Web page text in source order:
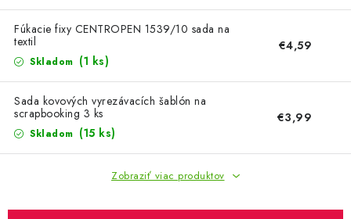
OBLEČENIE A MÓDA
TOTÁLNA LIKVIDÁCIA
CHOVATEĽSKÉ POTREBY
Fúkacie fixy CENTROPEN 1539/10 sada na
textil
Skladom (1 ks)
€4,59
Sada kovových vyrezávacích šablón na
scrapbooking 3 ks
Skladom (15 ks)
€3,99
Zobraziť viac produktov